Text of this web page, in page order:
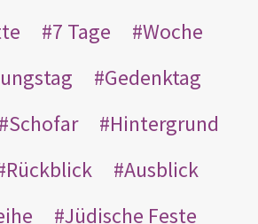
7 Tage
Woche
Gedenktag
Schofar
Hintergrund
Rückblick
Ausblick
Jüdische Feste